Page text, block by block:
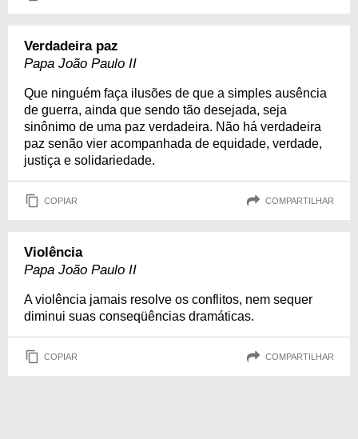
Verdadeira paz
Papa João Paulo II
Que ninguém faça ilusões de que a simples ausência
de guerra, ainda que sendo tão desejada, seja
sinônimo de uma paz verdadeira. Não há verdadeira
paz senão vier acompanhada de equidade, verdade,
justiça e solidariedade.
COPIAR COMPARTILHAR
Violência
Papa João Paulo II
A violência jamais resolve os conflitos, nem sequer
diminui suas conseqüências dramáticas.
COPIAR COMPARTILHAR